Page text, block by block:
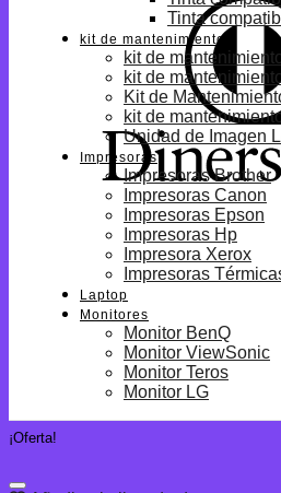
Tinta
kit de mantenimiento
kit de
kit de
Kit de
kit de
Unidad de Imagen
Impresoras
Impresoras Brother
Impresoras Canon
Impresoras Epson
Impresoras Hp
Impresora Xerox
Impresoras
Laptop
Monitores
Monitor BenQ
Monitor ViewSonic
Monitor Teros
Monitor LG
¡Oferta!